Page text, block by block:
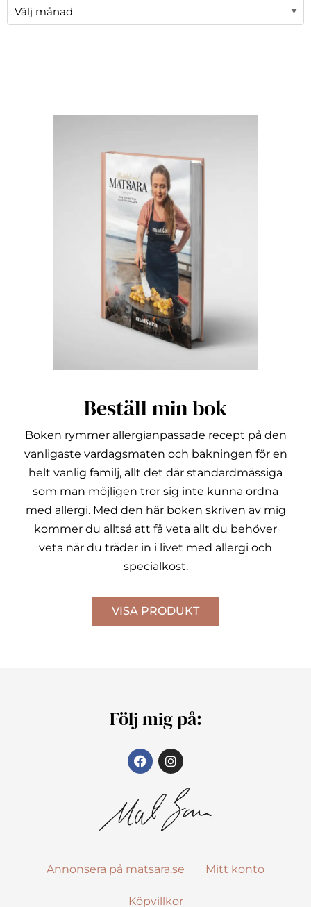
Beställ min bok
Boken rymmer allergianpassade recept på den
vanligaste vardagsmaten och bakningen för en
helt vanlig familj, allt det där standardmässiga
som man möjligen tror sig inte kunna ordna
med allergi. Med den här boken skriven av mig
kommer du alltså att få veta allt du behöver
veta när du träder in i livet med allergi och
specialkost.
VISA PRODUKT
Följ mig på:
Annonsera på matsara.se Mitt konto
Köpvillkor